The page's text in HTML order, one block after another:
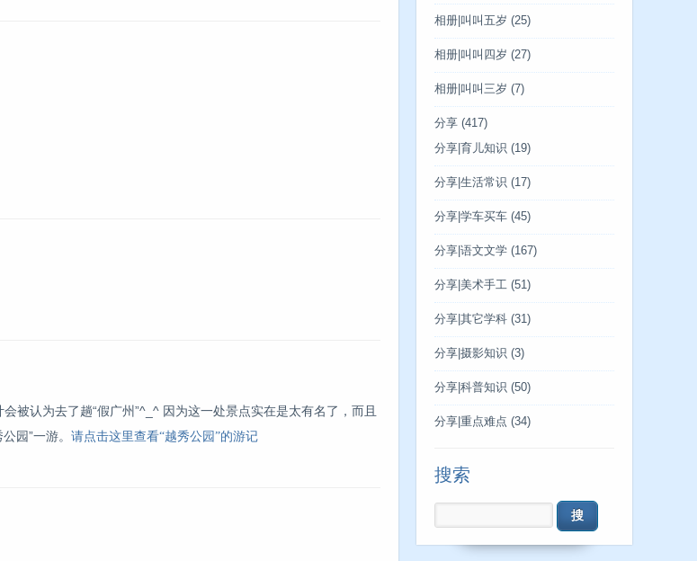
被认为去了趟“假广州”^_^ 因为这一处景点实在是太有名了，而且
园”一游。 请点击这里查看“越秀公园”的游记
相册|叫叫五岁 (25)
相册|叫叫四岁 (27)
相册|叫叫三岁 (7)
分享 (417)
分享|育儿知识 (19)
分享|生活常识 (17)
分享|学车买车 (45)
分享|语文文学 (167)
分享|美术手工 (51)
分享|其它学科 (31)
分享|摄影知识 (3)
分享|科普知识 (50)
分享|重点难点 (34)
搜索